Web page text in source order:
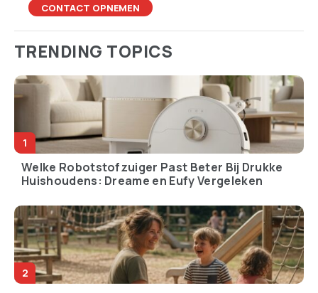
CONTACT OPNEMEN
TRENDING TOPICS
Welke Robotstofzuiger Past Beter Bij Drukke
Huishoudens: Dreame en Eufy Vergeleken